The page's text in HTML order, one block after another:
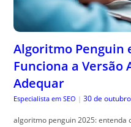
Algoritmo Penguin
Funciona a Versão
Adequar
Especialista em SEO | 30 de
algoritmo penguin 2025: entenda